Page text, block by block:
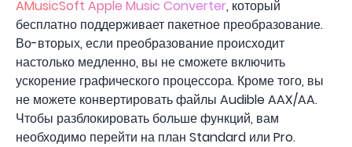
AMusicSoft Apple Music Converter, который
бесплатно поддерживает пакетное преобразование.
Во-вторых, если преобразование происходит
настолько медленно, вы не сможете включить
ускорение графического процессора. Кроме того, вы
не можете конвертировать файлы Audible AAX/AA.
Чтобы разблокировать больше функций, вам
необходимо перейти на план Standard или Pro.